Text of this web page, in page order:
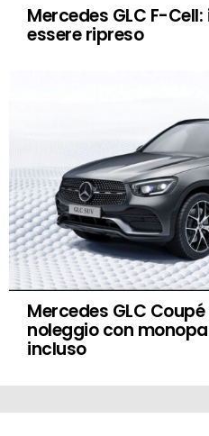
Mercedes GLC F-
essere ripreso
Mercedes GLC
noleggio con
incluso